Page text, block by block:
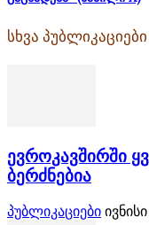
სხვა პუბლიკაციები
ევროკავშირში
ბერძნებია
პუბლიკაციები